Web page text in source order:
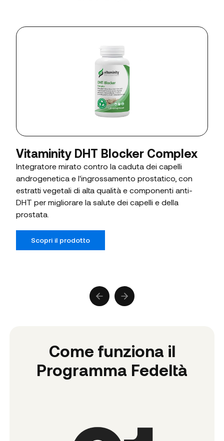
Vitaminity DHT Blocker Complex
Integratore mirato contro la caduta dei capelli
androgenetica e l'ingrossamento prostatico, con
estratti vegetali di alta qualità e componenti anti-
DHT per migliorare la salute dei capelli e della
prostata.
Scopri il prodotto
Previous slide
Next slide
Come funziona il
Programma Fedeltà